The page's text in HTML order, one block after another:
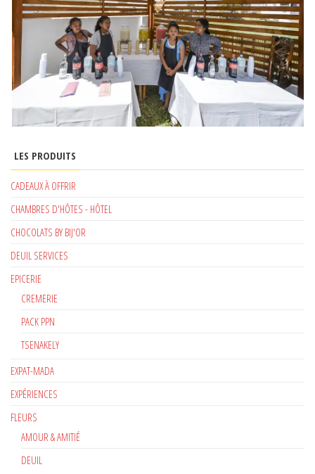
LES PRODUITS
CADEAUX À OFFRIR
CHAMBRES D'HÔTES - HÔTEL
CHOCOLATS BY BIJ'OR
DEUIL SERVICES
EPICERIE
CREMERIE
PACK PPN
TSENAKELY
EXPAT-MADA
EXPÉRIENCES
FLEURS
AMOUR & AMITIÉ
DEUIL